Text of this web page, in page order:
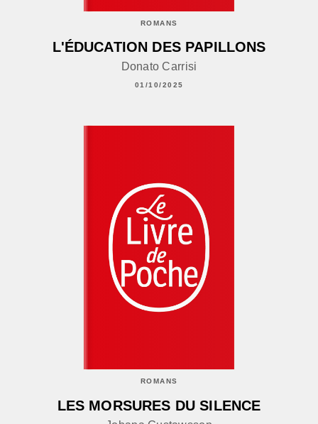
ROMANS
L'ÉDUCATION DES PAPILLONS
Donato Carrisi
01/10/2025
ROMANS
LES MORSURES DU SILENCE